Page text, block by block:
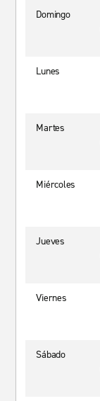
Domingo
Lunes
Martes
Miércoles
Jueves
Viernes
Sábado